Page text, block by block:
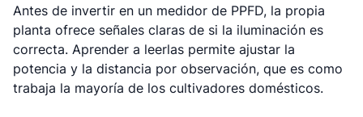
Antes de invertir en un medidor de PPFD, la propia
planta ofrece señales claras de si la iluminación es
correcta. Aprender a leerlas permite ajustar la
potencia y la distancia por observación, que es como
trabaja la mayoría de los cultivadores domésticos.